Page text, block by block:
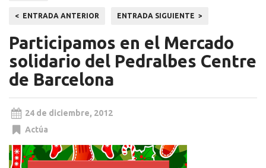
Navegación
de
entradas
ENTRADA ANTERIOR ENTRADA SIGUIENTE
Participamos en el Mercado
solidario del Pedralbes Centre
de Barcelona
24 de diciembre, 2012
Actúa